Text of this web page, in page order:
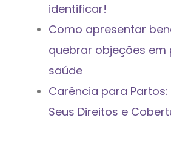
identificar!
Como apresentar
quebrar objeções em
saúde
Carência para
Seus Direitos e